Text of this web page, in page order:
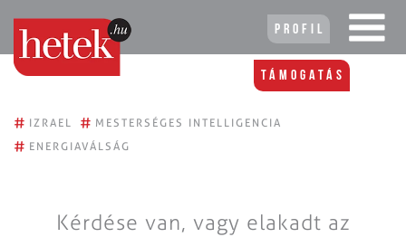
Profil
Támogatás
# IZRAEL # MESTERSÉGES INTELLIGENCIA
# ENERGIAVÁLSÁG
Kérdése van, vagy elakadt az